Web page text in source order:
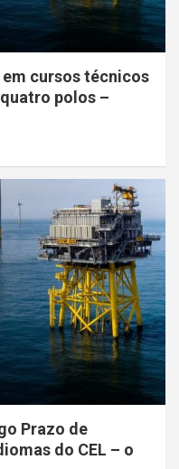
em cursos técnicos
polos –
Prazo de
do CEL – o